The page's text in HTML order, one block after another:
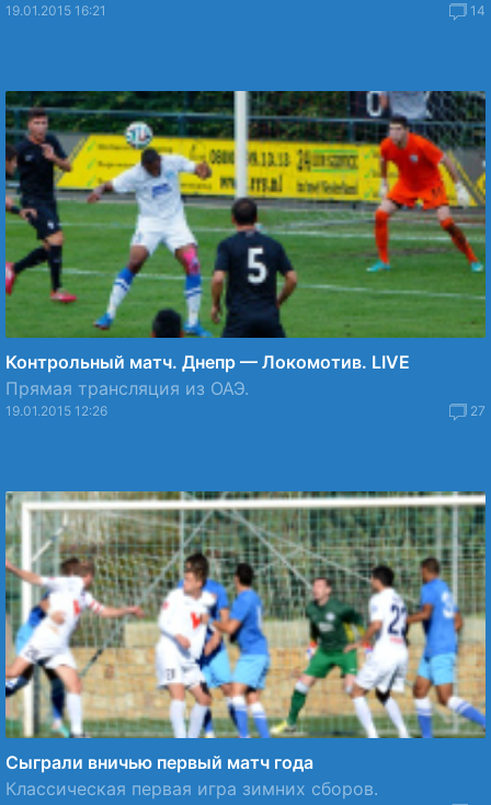
19.01.2015 16:21 14
Контрольный матч. Днепр — Локомотив. LIVE
Прямая трансляция из ОАЭ.
19.01.2015 12:26 27
Сыграли вничью первый матч года
Классическая первая игра зимних сборов.